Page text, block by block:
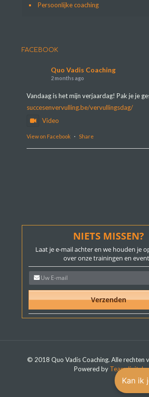
Persoonlijke coaching
FACEBOOK
Quo Vadis Coaching
2 months ago
Vandaag is het mijn verjaardag! Pak je je
succesenvervulling.be/vervullingsdag/
Video
View on Facebook · Share
NIETS MISSEN?
Laat je e-mail achter en we houden je
over onze trainingen en
© 2018 Quo Vadis Coaching. Alle rechten
Powered by Teamdigital
Kan ik